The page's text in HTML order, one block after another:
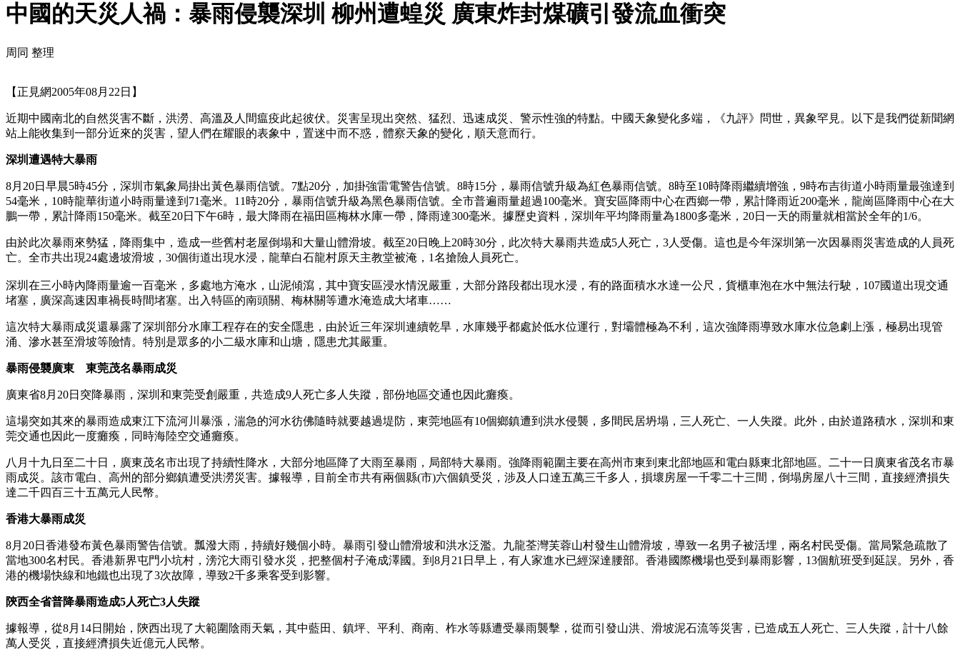
中國的天災人禍：暴雨侵襲深圳 柳州遭蝗災 廣東炸封煤礦引發流血衝突
周同 整理
【正見網2005年08月22日】
近期中國南北的自然災害不斷，洪澇、高溫及人間瘟疫此起彼伏。災害呈現出突然、猛烈、迅速成災、警示性強的特點。中國天象變化多端，《九評》問世，異象罕見。以下是我們從新聞網
站上能收集到一部分近來的災害，望人們在耀眼的表象中，置迷中而不惑，體察天象的變化，順天意而行。
深圳遭遇特大暴雨
8月20日早晨5時45分，深圳市氣象局掛出黃色暴雨信號。7點20分，加掛強雷電警告信號。8時15分，暴雨信號升級為紅色暴雨信號。8時至10時降雨繼續增強，9時布吉街道小時雨量最強達到
54毫米，10時龍華街道小時雨量達到71毫米。11時20分，暴雨信號升級為黑色暴雨信號。全市普遍雨量超過100毫米。寶安區降雨中心在西鄉一帶，累計降雨近200毫米，龍崗區降雨中心在大
鵬一帶，累計降雨150毫米。截至20日下午6時，最大降雨在福田區梅林水庫一帶，降雨達300毫米。據歷史資料，深圳年平均降雨量為1800多毫米，20日一天的雨量就相當於全年的1/6。
由於此次暴雨來勢猛，降雨集中，造成一些舊村老屋倒塌和大量山體滑坡。截至20日晚上20時30分，此次特大暴雨共造成5人死亡，3人受傷。這也是今年深圳第一次因暴雨災害造成的人員死
亡。全市共出現24處邊坡滑坡，30個街道出現水浸，龍華白石龍村原天主教堂被淹，1名搶險人員死亡。
深圳在三小時內降雨量逾一百毫米，多處地方淹水，山泥傾瀉，其中寶安區浸水情況嚴重，大部分路段都出現水浸，有的路面積水水達一公尺，貨櫃車泡在水中無法行駛，107國道出現交通
堵塞，廣深高速因車禍長時間堵塞。出入特區的南頭關、梅林關等遭水淹造成大堵車……
這次特大暴雨成災還暴露了深圳部分水庫工程存在的安全隱患，由於近三年深圳連續乾旱，水庫幾乎都處於低水位運行，對壩體極為不利，這次強降雨導致水庫水位急劇上漲，極易出現管
涌、滲水甚至滑坡等險情。特別是眾多的小二級水庫和山塘，隱患尤其嚴重。
暴雨侵襲廣東 東莞茂名暴雨成災
廣東省8月20日突降暴雨，深圳和東莞受創嚴重，共造成9人死亡多人失蹤，部份地區交通也因此癱瘓。
這場突如其來的暴雨造成東江下流河川暴漲，湍急的河水彷佛隨時就要越過堤防，東莞地區有10個鄉鎮遭到洪水侵襲，多間民居坍塌，三人死亡、一人失蹤。此外，由於道路積水，深圳和東
莞交通也因此一度癱瘓，同時海陸空交通癱瘓。
八月十九日至二十日，廣東茂名市出現了持續性降水，大部分地區降了大雨至暴雨，局部特大暴雨。強降雨範圍主要在高州市東到東北部地區和電白縣東北部地區。二十一日廣東省茂名市暴
雨成災。該市電白、高州的部分鄉鎮遭受洪澇災害。據報導，目前全市共有兩個縣(市)六個鎮受災，涉及人口達五萬三千多人，損壞房屋一千零二十三間，倒塌房屋八十三間，直接經濟損失
達二千四百三十五萬元人民幣。
香港大暴雨成災
8月20日香港發布黃色暴雨警告信號。瓢潑大雨，持續好幾個小時。暴雨引發山體滑坡和洪水泛濫。九龍荃灣芙蓉山村發生山體滑坡，導致一名男子被活埋，兩名村民受傷。當局緊急疏散了
當地300名村民。香港新界屯門小坑村，滂沱大雨引發水災，把整個村子淹成澤國。到8月21日早上，有人家進水已經深達腰部。香港國際機場也受到暴雨影響，13個航班受到延誤。另外，香
港的機場快線和地鐵也出現了3次故障，導致2千多乘客受到影響。
陝西全省普降暴雨造成5人死亡3人失蹤
據報導，從8月14日開始，陝西出現了大範圍陰雨天氣，其中藍田、鎮坪、平利、商南、柞水等縣遭受暴雨襲擊，從而引發山洪、滑坡泥石流等災害，已造成五人死亡、三人失蹤，計十八餘
萬人受災，直接經濟損失近億元人民幣。